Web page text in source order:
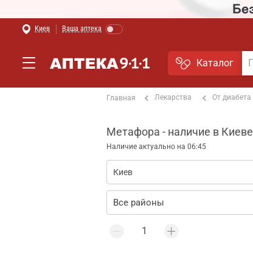
Киев Ваша аптека
Каталог
Главная Лекарства От диабета
Метафора - наличие в Киеве
Наличие актуально на 06:45